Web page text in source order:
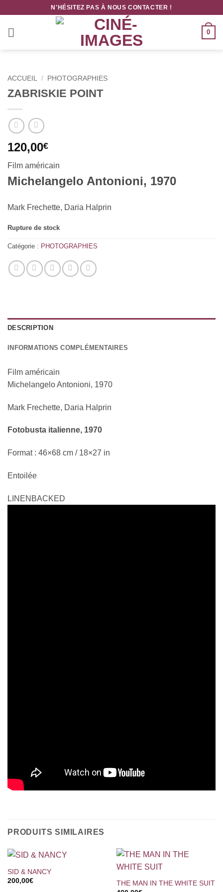
contenu
N'HÉSITEZ PAS À NOUS CONTACTER !
0
ACCUEIL / PHOTOGRAPHIES
ZABRISKIE POINT
120,00€
Film américain
Michelangelo Antonioni, 1970
Mark Frechette, Daria Halprin
Rupture de stock
Catégorie : PHOTOGRAPHIES
DESCRIPTION
INFORMATIONS COMPLÉMENTAIRES
Film américain
Michelangelo Antonioni, 1970
Mark Frechette, Daria Halprin
Fotobusta italienne, 1970
Format : 46×68 cm / 18×27 in
Entoilée
LINENBACKED
PRODUITS SIMILAIRES
SID & NANCY
200,00€
THE MAN IN THE WHITE SUIT